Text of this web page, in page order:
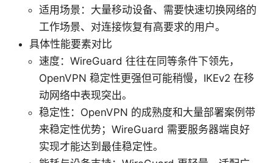
适用场景：大量移动设备、需要快速切换网络的
工作场景、对连接恢复有高要求的用户。
具体性能要素对比
速度：WireGuard 往往在同等条件下领先，
OpenVPN 稳定性更强但可能稍慢，IKEv2 在移
动网络中表现突出。
稳定性：OpenVPN 的成熟度和大量部署案例带
来稳定性优势；WireGuard 需要服务器端良好
实现才能达到最佳稳定性。